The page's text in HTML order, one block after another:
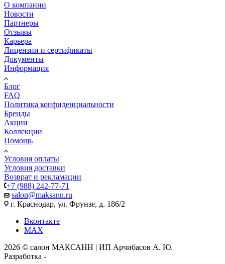
О компании
Новости
Партнеры
Отзывы
Карьера
Лицензии и сертификаты
Документы
Информация
Блог
FAQ
Политика конфиденциальности
Бренды
Акции
Коллекции
Помощь
Условия оплаты
Условия доставки
Возврат и рекламации
+7 (988) 242-77-71
salon@maksann.ru
г. Краснодар, ул. Фрунзе, д. 186/2
Вконтакте
MAX
2026 © салон МАКСАНН | ИП Арчибасов А. Ю.
Разработка -